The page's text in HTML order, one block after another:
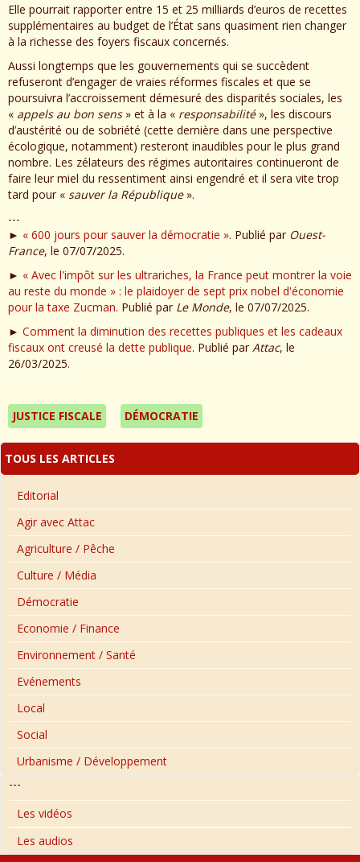
Elle pourrait rapporter entre 15 et 25 milliards d’euros de recettes
supplémentaires au budget de l’État sans quasiment rien changer
à la richesse des foyers fiscaux concernés.
Aussi longtemps que les gouvernements qui se succèdent
refuseront d’engager de vraies réformes fiscales et que se
poursuivra l’accroissement démesuré des disparités sociales, les
« appels au bon sens» et à la « responsabilité», les discours
d’austérité ou de sobriété (cette dernière dans une perspective
écologique, notamment) resteront inaudibles pour le plus grand
nombre. Les zélateurs des régimes autoritaires continueront de
faire leur miel du ressentiment ainsi engendré et il sera vite trop
tard pour « sauver la République».
---
► « 600 jours pour sauver la démocratie ». Publié par Ouest-
France, le 07/07/2025.
► « Avec l'impôt sur les ultrariches, la France peut montrer la voie
au reste du monde » : le plaidoyer de sept prix nobel d'économie
pour la taxe Zucman. Publié par Le Monde, le 07/07/2025.
► Comment la diminution des recettes publiques et les cadeaux
fiscaux ont creusé la dette publique. Publié par Attac, le
26/03/2025.
JUSTICE FISCALE DÉMOCRATIE
TOUS LES ARTICLES
Editorial
Agir avec Attac
Agriculture / Pêche
Culture / Média
Démocratie
Economie / Finance
Environnement / Santé
Evénements
Local
Social
Urbanisme / Développement
---
Les vidéos
Les audios